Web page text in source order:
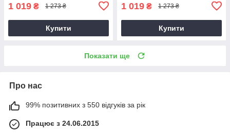
1 019 ₴ 1 273 ₴
Купити
1 019 ₴ 1 273 ₴
Купити
Показати ще
Про нас
99% позитивних з 550 відгуків за рік
Працює з 24.06.2015